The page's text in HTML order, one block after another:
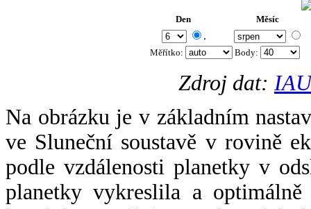
Den Měsíc
.
Měřítko: Body:
Zdroj dat:
Na obrázku je v základním
ve Sluneční soustavě v rovině
podle vzdálenosti planetky v
planetky vykreslila a